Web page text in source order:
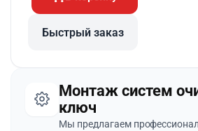
Быстрый заказ
Монтаж систем
ключ
Мы предлагаем